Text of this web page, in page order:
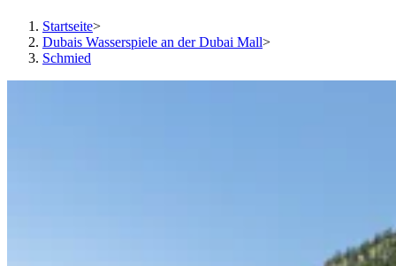
Startseite>
Dubais Wasserspiele an der Dubai Mall>
Schmied